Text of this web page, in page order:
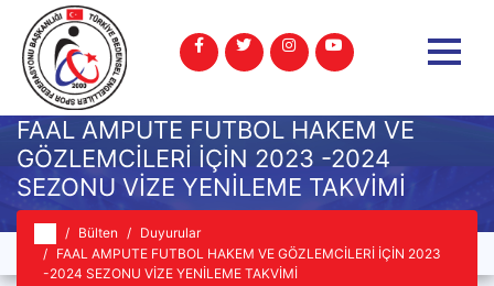
FAAL AMPUTE FUTBOL HAKEM VE
GÖZLEMCİLERİ İÇİN 2023 -2024
SEZONU VİZE YENİLEME TAKVİMİ
Bülten
Duyurular
FAAL AMPUTE FUTBOL HAKEM VE GÖZLEMCİLERİ İÇİN 2023
-2024 SEZONU VİZE YENİLEME TAKVİMİ